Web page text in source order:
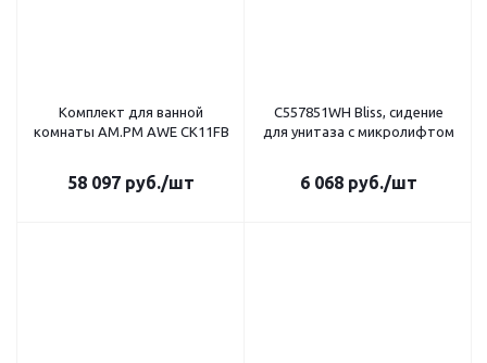
Комплект для ванной
комнаты AM.PM AWE CK11FB
58 097 руб./шт
C557851WH Bliss, сидение
для унитаза с микролифтом
6 068руб./шт